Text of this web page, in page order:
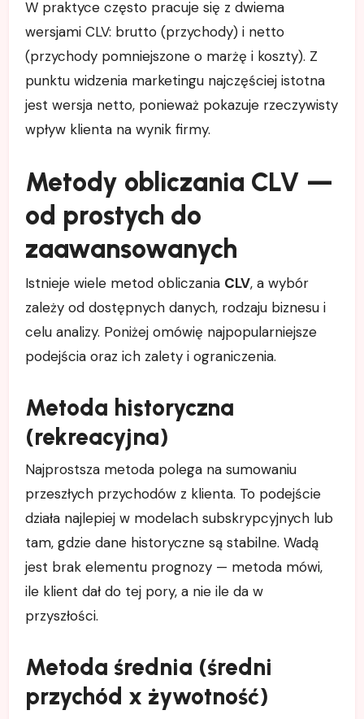
W praktyce często pracuje się z dwiema
wersjami CLV: brutto (przychody) i netto
(przychody pomniejszone o marżę i koszty). Z
punktu widzenia marketingu najczęściej istotna
jest wersja netto, ponieważ pokazuje rzeczywisty
wpływ klienta na wynik firmy.
Metody obliczania CLV —
od prostych do
zaawansowanych
Istnieje wiele metod obliczania CLV, a wybór
zależy od dostępnych danych, rodzaju biznesu i
celu analizy. Poniżej omówię najpopularniejsze
podejścia oraz ich zalety i ograniczenia.
Metoda historyczna
(rekreacyjna)
Najprostsza metoda polega na sumowaniu
przeszłych przychodów z klienta. To podejście
działa najlepiej w modelach subskrypcyjnych lub
tam, gdzie dane historyczne są stabilne. Wadą
jest brak elementu prognozy — metoda mówi,
ile klient dał do tej pory, a nie ile da w
przyszłości.
Metoda średnia (średni
przychód x żywotność)